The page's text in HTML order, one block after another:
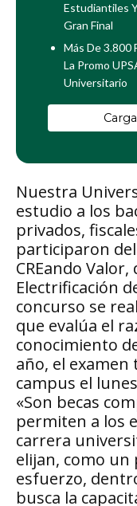
Nuestra
estudio a los
privados,
participaron
CREando
Electrificación
concurso se
que evalúa el
conocimiento
año, el
campus el
«Son becas
permiten a los
carrera
elijan, como un
esfuerzo,
busca la
Estudiantiles
Gran Final
Más De 3.800
La Promo
Universitario